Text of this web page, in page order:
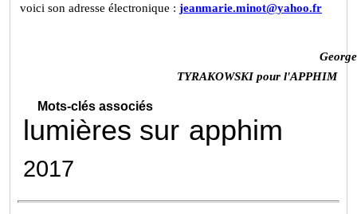
voici son adresse électronique :jeanmarie.minot@yahoo.fr
TYRAKOWSKI pour l'APPHIM
Mots-clés associés
lumières sur apphim
2017